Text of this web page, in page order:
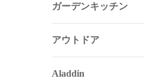
ガーデンキッチン
アウトドア
Aladdin